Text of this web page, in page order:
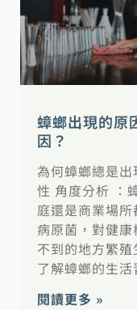
蟑螂出現的原
因？
為何蟑螂總是
性 角度分析 ：
庭還是商業場
病原菌，對健
不到的地方繁殖
了解蟑螂的生活
閱讀更多 »